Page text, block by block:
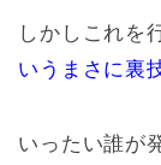
しかしこれを
いうまさに裏
いったい誰が